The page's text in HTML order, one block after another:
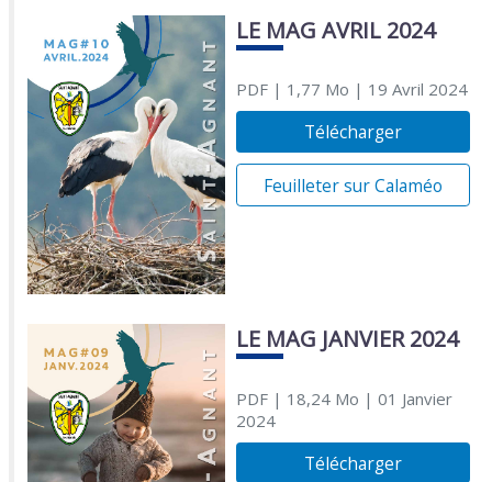
LE MAG AVRIL 2024
PDF| 1,77 Mo | 19 Avril 2024
Télécharger
Feuilleter sur Calaméo
LE MAG JANVIER 2024
PDF| 18,24 Mo | 01 Janvier
2024
Télécharger